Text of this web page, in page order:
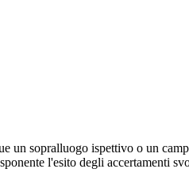
un sopralluogo ispettivo o un
l'esito degli accertamenti